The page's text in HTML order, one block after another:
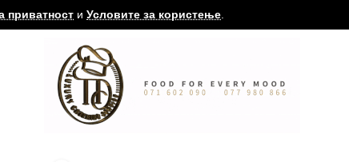
приватност и Условите за користење.